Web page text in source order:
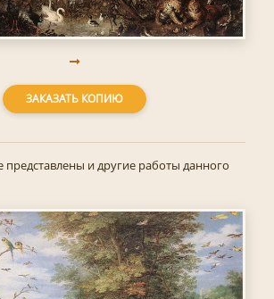
ЗАКАЗАТЬ КОПИЮ
представлены и другие работы данного